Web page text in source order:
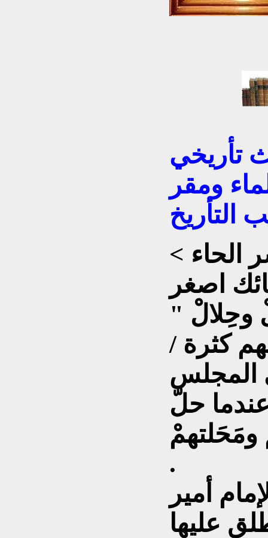
ومقر
التأريخ
الحاء >
اصغر
وحِلالْ "
كثرة /
المجلس
حلّ
ومَحَلتهمْ
.
أمير
عليها